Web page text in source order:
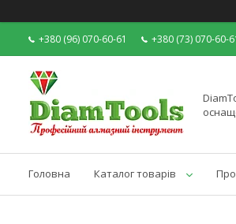
+380 (96) 070-60-61 +380 (73) 070-60-
Головна Каталог товарів